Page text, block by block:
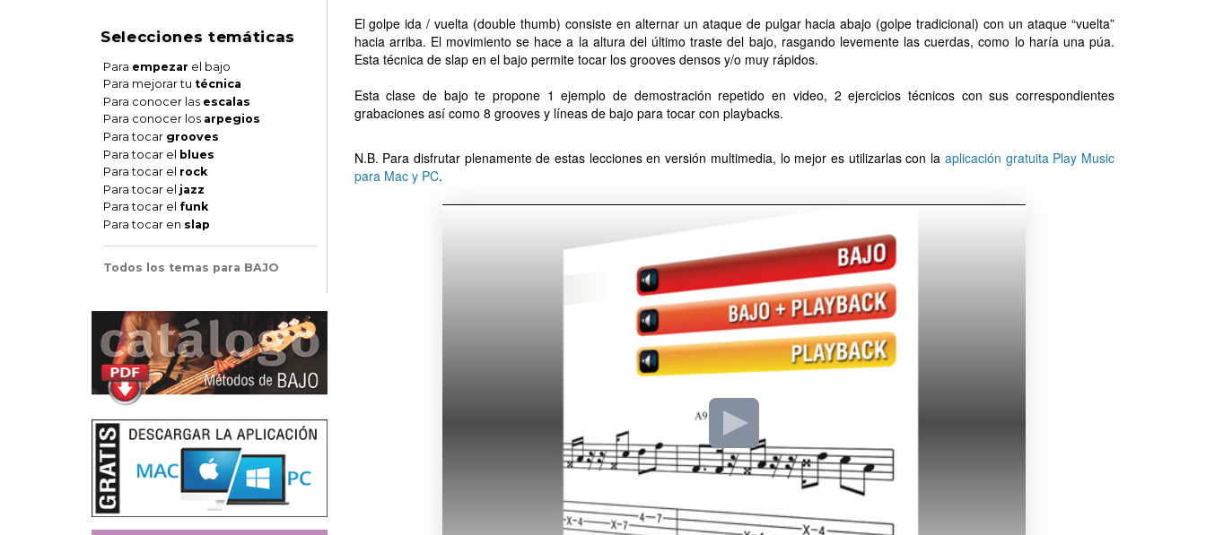
Selecciones temáticas
Para empezar el bajo
Para mejorar tu técnica
Para conocer las escalas
Para conocer los arpegios
Para tocar grooves
Para tocar el blues
Para tocar el rock
Para tocar el jazz
Para tocar el funk
Para tocar en slap
Todos los temas para BAJO
El golpe ida / vuelta (double thumb) consiste en alternar un ataque de pulgar hacia abajo (golpe tradicional) con un ataque “vuelta”
hacia arriba. El movimiento se hace a la altura del último traste del bajo, rasgando levemente las cuerdas, como lo haría una púa.
Esta técnica de slap en el bajo permite tocar los grooves densos y/o muy rápidos.
Esta clase de bajo te propone 1 ejemplo de demostración repetido en video, 2 ejercicios técnicos con sus correspondientes
grabaciones así como 8 grooves y líneas de bajo para tocar con playbacks.
N.B. Para disfrutar plenamente de estas lecciones en versión multimedia, lo mejor es utilizarlas con la aplicación gratuita Play Music
para Mac y PC.